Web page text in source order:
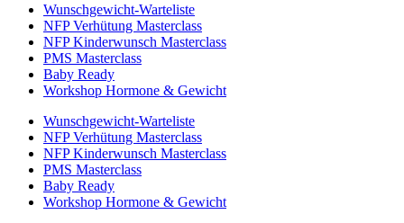
Wunschgewicht-Warteliste
NFP Verhütung Masterclass
NFP Kinderwunsch Masterclass
PMS Masterclass
Baby Ready
Workshop Hormone & Gewicht
Wunschgewicht-Warteliste
NFP Verhütung Masterclass
NFP Kinderwunsch Masterclass
PMS Masterclass
Baby Ready
Workshop Hormone & Gewicht